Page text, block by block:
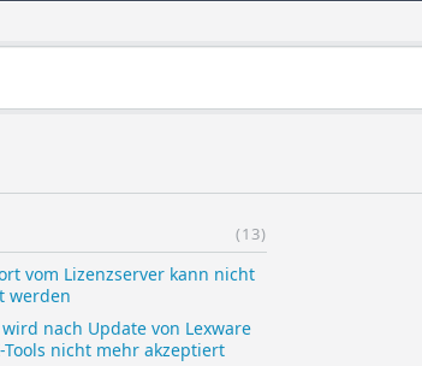
(13)
vom Lizenzserver kann nicht
werden
nach Update von Lexware
Tools nicht mehr akzeptiert